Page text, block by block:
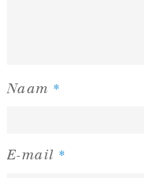
Naam *
E-mail *